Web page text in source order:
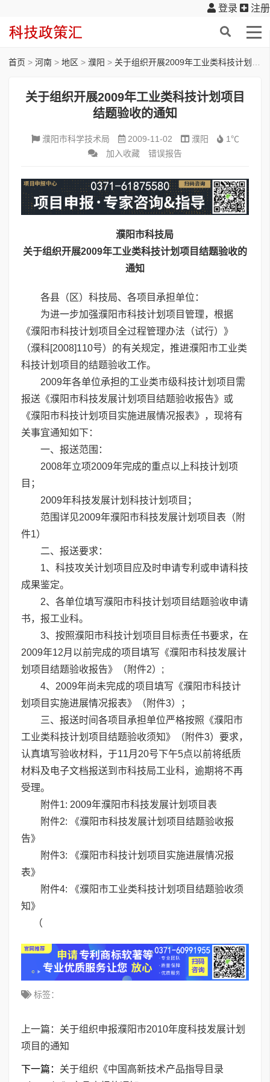
登录 注册
首页 > 河南 > 地区 > 濮阳 > 关于组织开展2009年工业类科技计划项目结题验收的通知
关于组织开展2009年工业类科技计划项目
结题验收的通知
濮阳市科学技术局 2009-11-02 濮阳
1℃
加入收藏
错误报告
濮阳市科技局
关于组织开展2009年工业类科技计划项目结题验收的
通知
各县（区）科技局、各项目承担单位：
为进一步加强濮阳市科技计划项目管理，根据
《濮阳市科技计划项目全过程管理办法（试行）》
（濮科[2008]110号）的有关规定，推进濮阳市工业类
科技计划项目的结题验收工作。
2009年各单位承担的工业类市级科技计划项目需
报送《濮阳市科技发展计划项目结题验收报告》或
《濮阳市科技计划项目实施进展情况报表》，现将有
关事宜通知如下：
一、报送范围：
2008年立项2009年完成的重点以上科技计划项
目；
2009年科技发展计划科技计划项目；
范围详见2009年濮阳市科技发展计划项目表（附
件1）
二、报送要求：
1、科技攻关计划项目应及时申请专利或申请科技
成果鉴定。
2、各单位填写濮阳市科技计划项目结题验收申请
书，报工业科。
3、按照濮阳市科技计划项目目标责任书要求，在
2009年12月以前完成的项目填写《濮阳市科技发展计
划项目结题验收报告》（附件2）;
4、2009年尚未完成的项目填写《濮阳市科技计
划项目实施进展情况报表》（附件3）；
三、报送时间各项目承担单位严格按照《濮阳市
工业类科技计划项目结题验收须知》（附件3）要求，
认真填写验收材料，于11月20号下午5点以前将纸质
材料及电子文档报送到市科技局工业科，逾期将不再
受理。
附件1: 2009年濮阳市科技发展计划项目表
附件2: 《濮阳市科技发展计划项目结题验收报
告》
附件3: 《濮阳市科技计划项目实施进展情况报
表》
附件4: 《濮阳市工业类科技计划项目结题验收须
知》
（
标签：
上一篇： 关于组织申报濮阳市2010年度科技发展计划
项目的通知
下一篇： 关于组织《中国高新技术产品指导目录